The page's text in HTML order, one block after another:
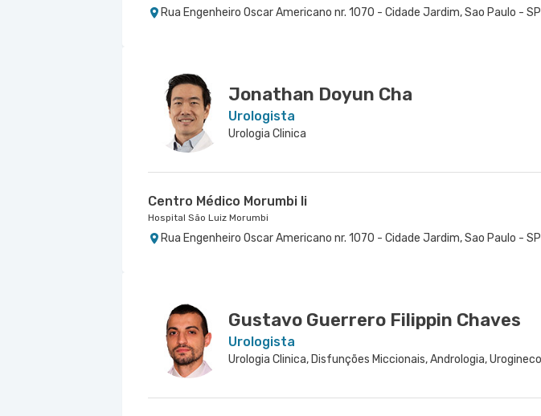
Rua Engenheiro Oscar Americano nr. 1070 - Cidade Jardim, Sao Paulo - SP
Jonathan Doyun Cha
Urologista
Urologia Clinica
Centro Médico Morumbi Ii
Hospital São Luiz Morumbi
Rua Engenheiro Oscar Americano nr. 1070 - Cidade Jardim, Sao Paulo - SP
Gustavo Guerrero Filippin Chaves
Urologista